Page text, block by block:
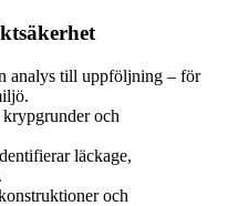
analys till uppföljning – för
och
läckage,
och